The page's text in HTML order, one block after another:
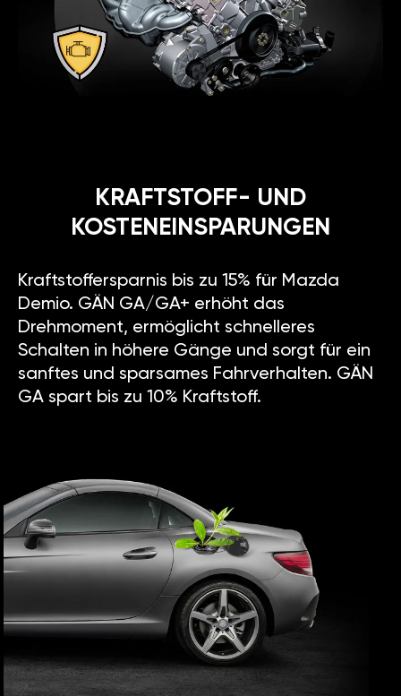
KRAFTSTOFF- UND
KOSTENEINSPARUNGEN
Kraftstoffersparnis bis zu 15% für Mazda
Demio. GÄN GA/GA+ erhöht das
Drehmoment, ermöglicht schnelleres
Schalten in höhere Gänge und sorgt für ein
sanftes und sparsames Fahrverhalten. GÄN
GA spart bis zu 10% Kraftstoff.